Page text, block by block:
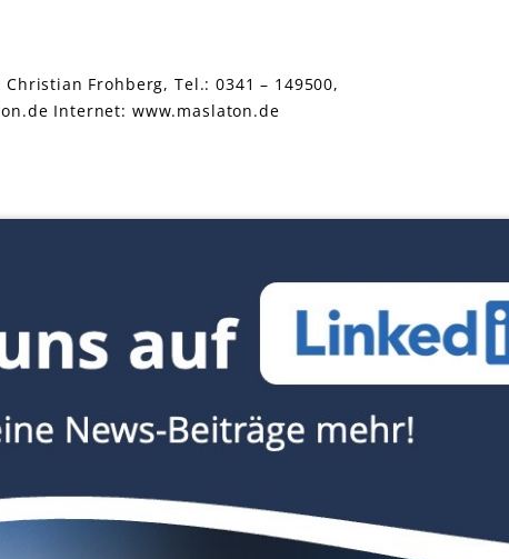
Frohberg, Tel.: 0341 – 149500,
Internet: www.maslaton.de